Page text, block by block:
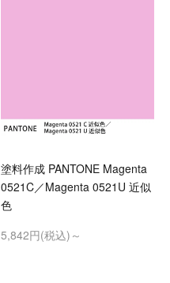
塗料作成 PANTONE Magenta
0521C／Magenta 0521U 近似
色
5,842円(税込)～